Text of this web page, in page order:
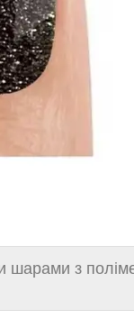
шарами з